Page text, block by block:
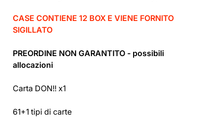
CASE CONTIENE 12 BOX E VIENE FORNITO
SIGILLATO
PREORDINE NON GARANTITO - possibili
allocazioni
Carta DON!! x1
61+1 tipi di carte